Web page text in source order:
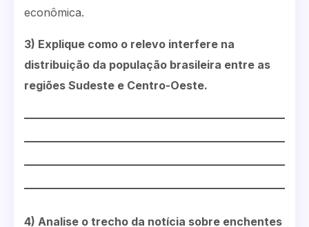
econômica.
3) Explique como o relevo interfere na
distribuição da população brasileira entre as
regiões Sudeste e Centro-Oeste.
4) Analise o trecho da notícia sobre enchentes